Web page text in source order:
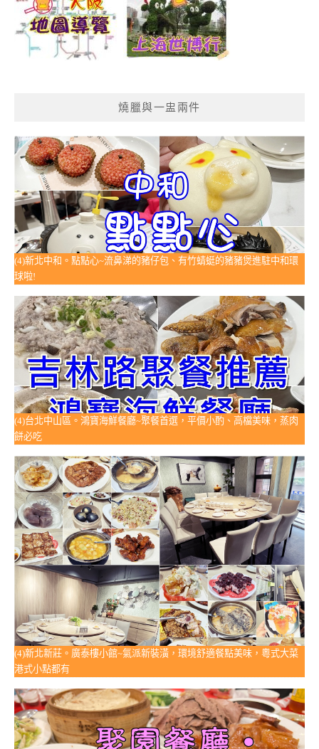
燒臘與一盅兩件
(4)新北中和。點點心~流鼻涕的豬仔包、有竹蜻蜓的豬豬煲進駐中和環
球啦!
(4)台北中山區。鴻寶海鮮餐廳~聚餐首選，平價小酌、高檔美味，蒸肉
餅必吃
(4)新北新莊。廣泰樓小館~氣派新裝潢，環境舒適餐點美味，粵式大菜
港式小點都有